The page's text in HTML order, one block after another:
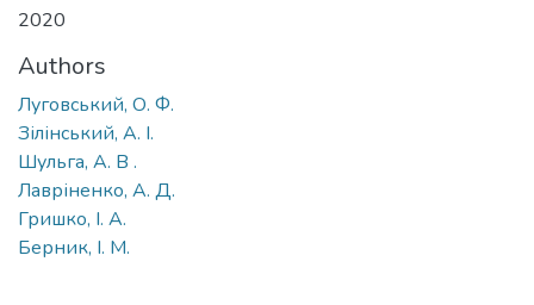
2020
Authors
Луговський, О. Ф.
Зілінський, А. І.
Шульга, А. В .
Лавріненко, А. Д.
Гришко, І. А.
Берник, І. М.